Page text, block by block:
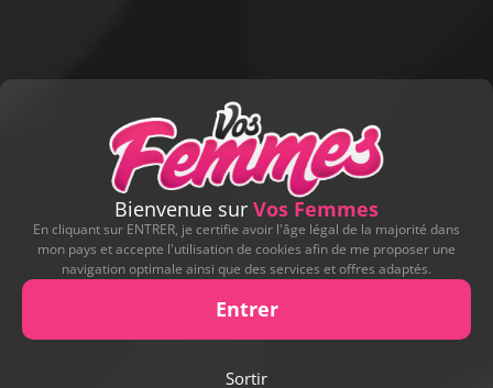
Bienvenue sur Vos Femmes
En cliquant sur ENTRER, je certifie avoir l'âge légal de la majorité dans
mon pays et accepte l'utilisation de cookies afin de me proposer une
navigation optimale ainsi que des services et offres adaptés.
Entrer
Sortir